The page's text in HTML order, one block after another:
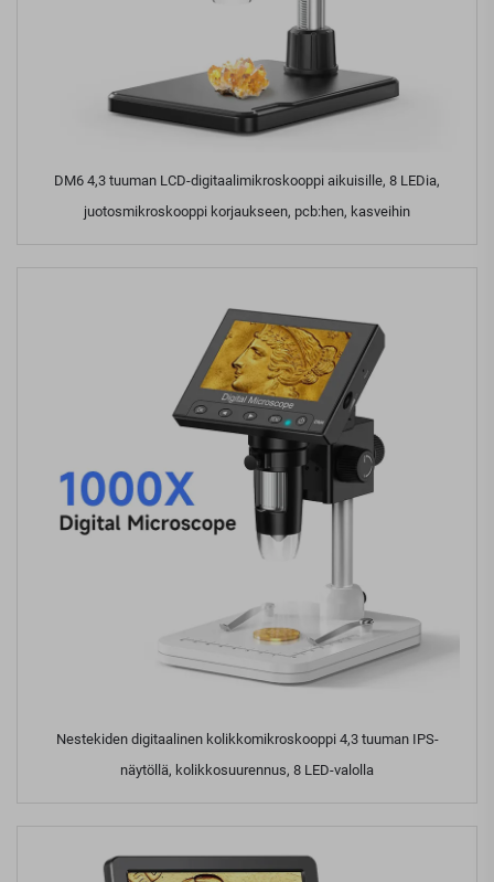
DM6 4,3 tuuman LCD-digitaalimikroskooppi aikuisille, 8 LEDia,
juotosmikroskooppi korjaukseen, pcb:hen, kasveihin
Nestekiden digitaalinen kolikkomikroskooppi 4,3 tuuman IPS-
näytöllä, kolikkosuurennus, 8 LED-valolla